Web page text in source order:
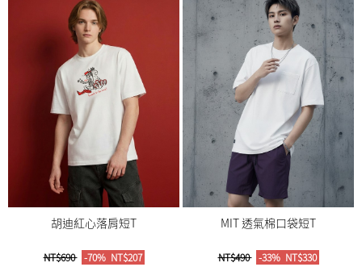
胡迪紅心落肩短T
NT$690 -70% NT$207
MIT 透氣棉口袋短T
NT$490 -33% NT$330